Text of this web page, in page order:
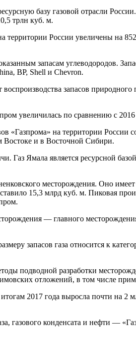
базу газовой отрасли
трлн куб. м.
территории России увеличены на
запасам углеводородов.
BP, Shell и Chevron.
запасов
увеличилась по сравнению с
«Газпрома» на территории
и в Восточной Сибири.
Газ Ямала является ресурсной
месторождения. Оно
15,3 млрд куб. м. Пиковая
— главного
запасов газа относится к
подводной разработки
отложений, в том числе
2017 года выросла почти на
конденсата и нефти —